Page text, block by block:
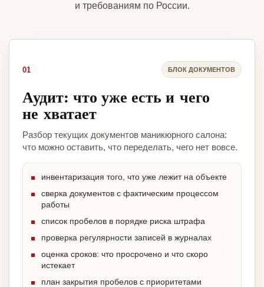
и требованиям по России.
01 БЛОК ДОКУМЕНТОВ
Аудит: что уже есть и чего
не хватает
Разбор текущих документов маникюрного салона:
что можно оставить, что переделать, чего нет вовсе.
инвентаризация того, что уже лежит на объекте
сверка документов с фактическим процессом
работы
список пробелов в порядке риска штрафа
проверка регулярности записей в журналах
оценка сроков: что просрочено и что скоро
истекает
план закрытия пробелов с приоритетами